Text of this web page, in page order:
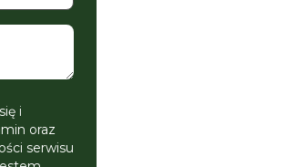
i
oraz
serwisu